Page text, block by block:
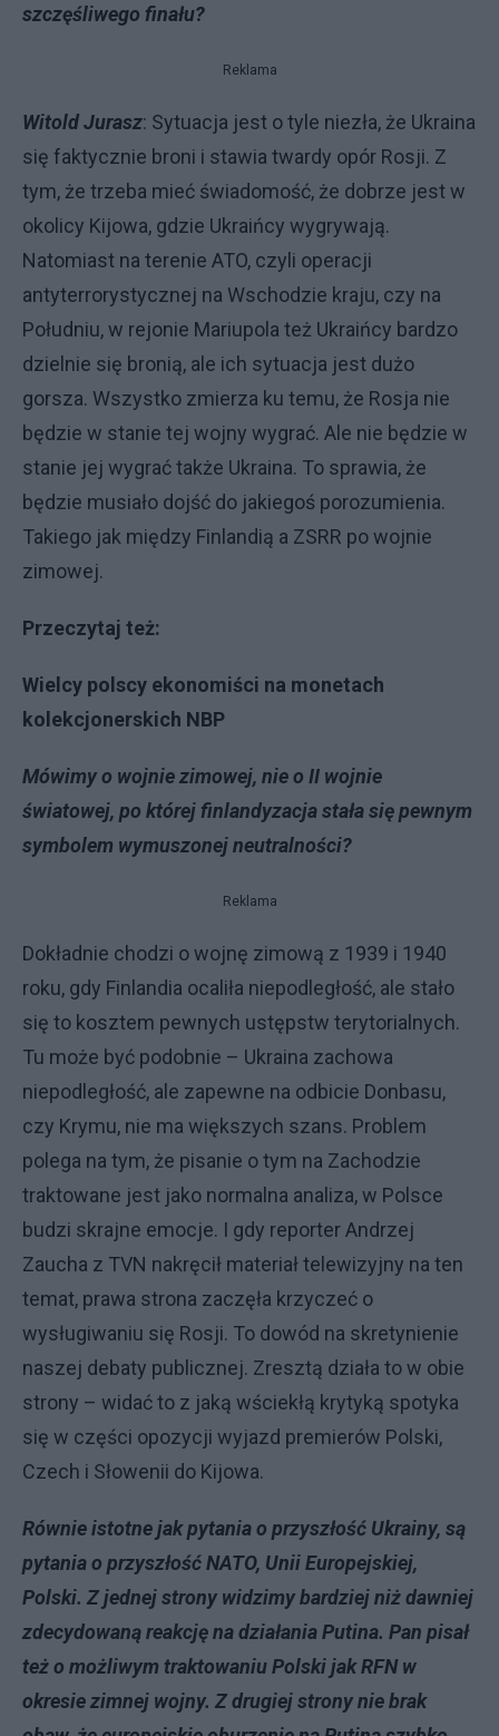
szczęśliwego finału?
Reklama
Witold Jurasz: Sytuacja jest o tyle niezła, że Ukraina
się faktycznie broni i stawia twardy opór Rosji. Z
tym, że trzeba mieć świadomość, że dobrze jest w
okolicy Kijowa, gdzie Ukraińcy wygrywają.
Natomiast na terenie ATO, czyli operacji
antyterrorystycznej na Wschodzie kraju, czy na
Południu, w rejonie Mariupola też Ukraińcy bardzo
dzielnie się bronią, ale ich sytuacja jest dużo
gorsza. Wszystko zmierza ku temu, że Rosja nie
będzie w stanie tej wojny wygrać. Ale nie będzie w
stanie jej wygrać także Ukraina. To sprawia, że
będzie musiało dojść do jakiegoś porozumienia.
Takiego jak między Finlandią a ZSRR po wojnie
zimowej.
Przeczytaj też:
Wielcy polscy ekonomiści na monetach
kolekcjonerskich NBP
Mówimy o wojnie zimowej, nie o II wojnie
światowej, po której finlandyzacja stała się pewnym
symbolem wymuszonej neutralności?
Reklama
Dokładnie chodzi o wojnę zimową z 1939 i 1940
roku, gdy Finlandia ocaliła niepodległość, ale stało
się to kosztem pewnych ustępstw terytorialnych.
Tu może być podobnie – Ukraina zachowa
niepodległość, ale zapewne na odbicie Donbasu,
czy Krymu, nie ma większych szans. Problem
polega na tym, że pisanie o tym na Zachodzie
traktowane jest jako normalna analiza, w Polsce
budzi skrajne emocje. I gdy reporter Andrzej
Zaucha z TVN nakręcił materiał telewizyjny na ten
temat, prawa strona zaczęła krzyczeć o
wysługiwaniu się Rosji. To dowód na skretynienie
naszej debaty publicznej. Zresztą działa to w obie
strony – widać to z jaką wściekłą krytyką spotyka
się w części opozycji wyjazd premierów Polski,
Czech i Słowenii do Kijowa.
Równie istotne jak pytania o przyszłość Ukrainy, są
pytania o przyszłość NATO, Unii Europejskiej,
Polski. Z jednej strony widzimy bardziej niż dawniej
zdecydowaną reakcję na działania Putina. Pan pisał
też o możliwym traktowaniu Polski jak RFN w
okresie zimnej wojny. Z drugiej strony nie brak